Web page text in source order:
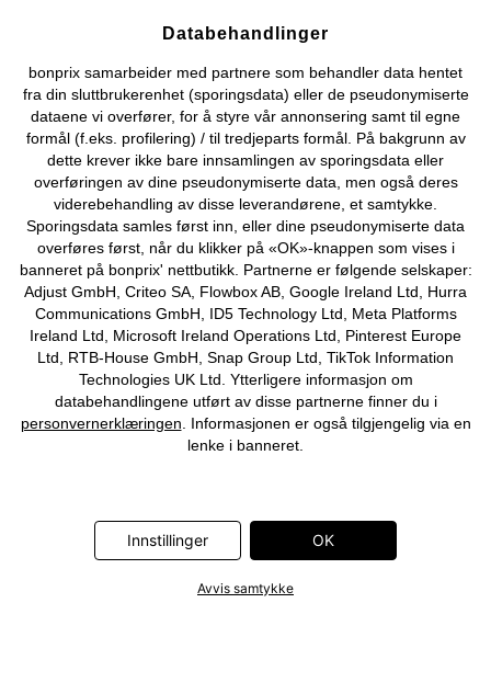
Cookie-innstillinger
Om Oss Angre kjøp
© 2026 bonprix.
Databehandlinger
bonprix samarbeider med partnere som behandler data hentet
fra din sluttbrukerenhet (sporingsdata) eller de pseudonymiserte
dataene vi overfører, for å styre vår annonsering samt til egne
formål (f.eks. profilering) / til tredjeparts formål. På bakgrunn av
dette krever ikke bare innsamlingen av sporingsdata eller
overføringen av dine pseudonymiserte data, men også deres
viderebehandling av disse leverandørene, et samtykke.
Sporingsdata samles først inn, eller dine pseudonymiserte data
overføres først, når du klikker på «OK»-knappen som vises i
banneret på bonprix' nettbutikk. Partnerne er følgende selskaper:
Adjust GmbH, Criteo SA, Flowbox AB, Google Ireland Ltd, Hurra
Communications GmbH, ID5 Technology Ltd, Meta Platforms
Ireland Ltd, Microsoft Ireland Operations Ltd, Pinterest Europe
Ltd, RTB-House GmbH, Snap Group Ltd, TikTok Information
Technologies UK Ltd. Ytterligere informasjon om
databehandlingene utført av disse partnerne finner du i
personvernerklæringen . Informasjonen er også tilgjengelig via en
lenke i banneret.
Innstillinger OK
Avvis samtykke